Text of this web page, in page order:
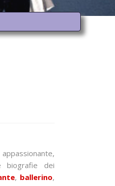
biografie dei
, ballerino,